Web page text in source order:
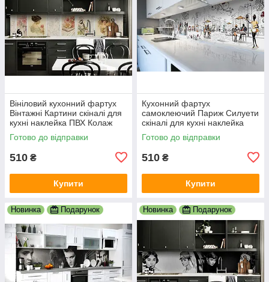
Вініловий кухонний фартух
Вінтажні Картини скіналі для
кухні наклейка ПВХ Колаж
Люди Бежевий 600х2000 мм
Готово до відправки
510 ₴
Купити
Кухонний фартух
самоклеючий Париж Силуети
скіналі для кухні наклейка
ПВХ люди мальований
вулиця 600х2000 мм
Готово до відправки
510 ₴
Купити
Новинка Подарунок Новинка Подарунок